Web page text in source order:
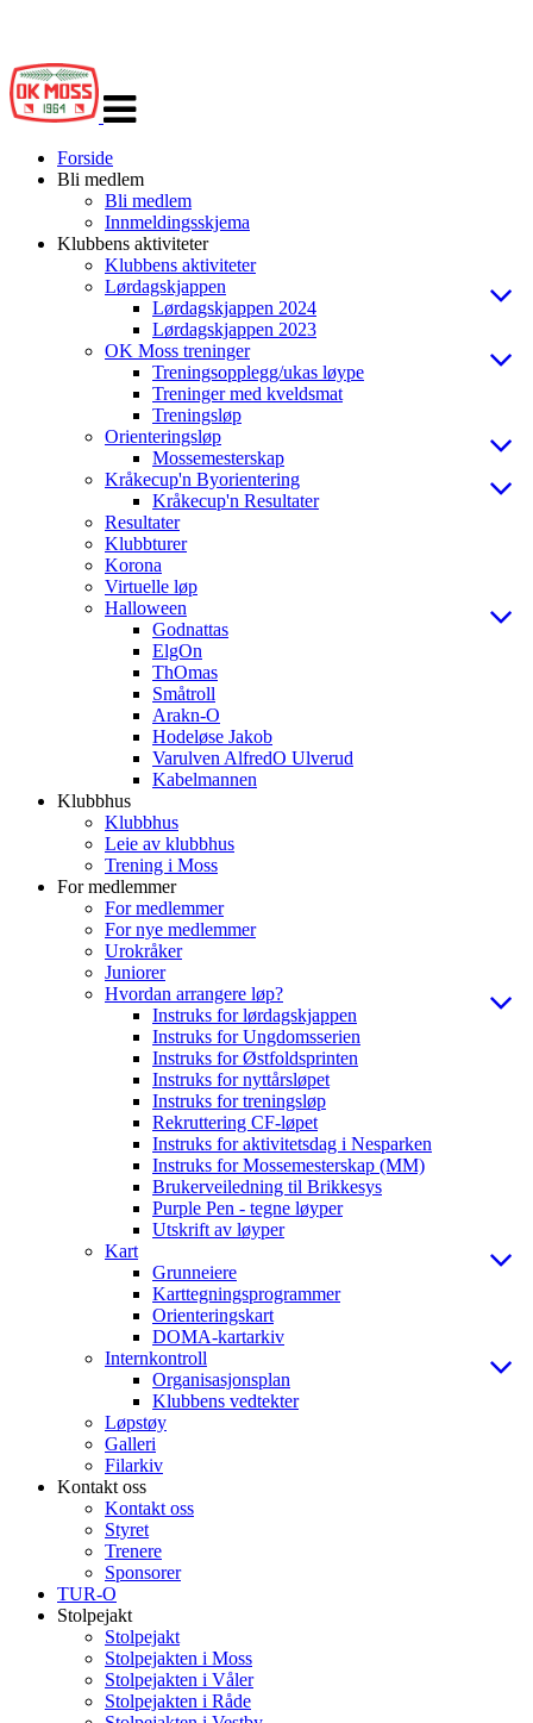
navigasjon
Forside
Bli medlem
Bli medlem
Innmeldingsskjema
Klubbens aktiviteter
Klubbens aktiviteter
Lørdagskjappen
Lørdagskjappen 2024
Lørdagskjappen 2023
OK Moss treninger
Treningsopplegg/ukas løype
Treninger med kveldsmat
Treningsløp
Orienteringsløp
Mossemesterskap
Kråkecup'n Byorientering
Kråkecup'n Resultater
Resultater
Klubbturer
Korona
Virtuelle løp
Halloween
Godnattas
ElgOn
ThOmas
Småtroll
Arakn-O
Hodeløse Jakob
Varulven AlfredO Ulverud
Kabelmannen
Klubbhus
Klubbhus
Leie av klubbhus
Trening i Moss
For medlemmer
For medlemmer
For nye medlemmer
Urokråker
Juniorer
Hvordan arrangere løp?
Instruks for lørdagskjappen
Instruks for Ungdomsserien
Instruks for Østfoldsprinten
Instruks for nyttårsløpet
Instruks for treningsløp
Rekruttering CF-løpet
Instruks for aktivitetsdag i Nesparken
Instruks for Mossemesterskap (MM)
Brukerveiledning til Brikkesys
Purple Pen - tegne løyper
Utskrift av løyper
Kart
Grunneiere
Karttegningsprogrammer
Orienteringskart
DOMA-kartarkiv
Internkontroll
Organisasjonsplan
Klubbens vedtekter
Løpstøy
Galleri
Filarkiv
Kontakt oss
Kontakt oss
Styret
Trenere
Sponsorer
TUR-O
Stolpejakt
Stolpejakt
Stolpejakten i Moss
Stolpejakten i Våler
Stolpejakten i Råde